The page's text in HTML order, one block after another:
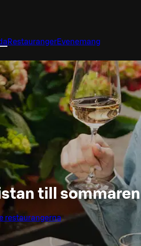
RestaurangerEvenemang
till sommaren
restaurangerna